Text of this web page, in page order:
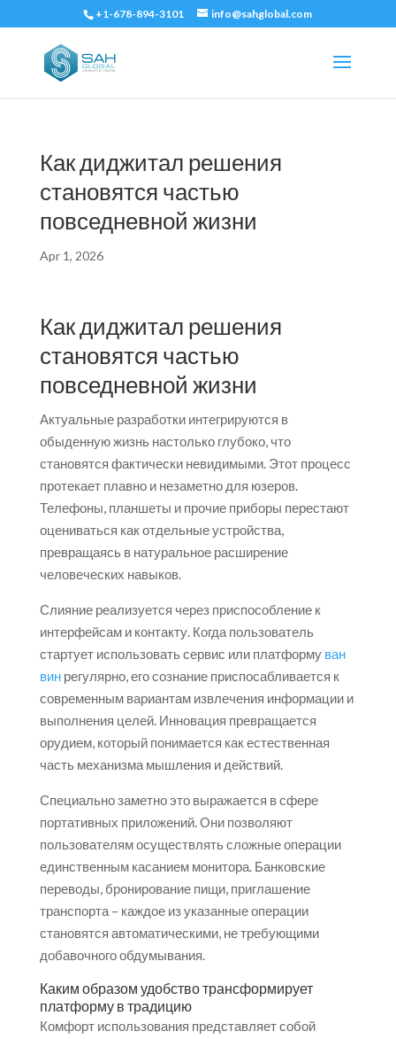
+1-678-894-3101 info@sahglobal.com
Как диджитал решения
становятся частью
повседневной жизни
Apr 1, 2026
Как диджитал решения
становятся частью
повседневной жизни
Актуальные разработки интегрируются в
обыденную жизнь настолько глубоко, что
становятся фактически невидимыми. Этот процесс
протекает плавно и незаметно для юзеров.
Телефоны, планшеты и прочие приборы перестают
оцениваться как отдельные устройства,
превращаясь в натуральное расширение
человеческих навыков.
Слияние реализуется через приспособление к
интерфейсам и контакту. Когда пользователь
стартует использовать сервис или платформу ван
винрегулярно, его сознание приспосабливается к
современным вариантам извлечения информации и
выполнения целей. Инновация превращается
орудием, который понимается как естественная
часть механизма мышления и действий.
Специально заметно это выражается в сфере
портативных приложений. Они позволяют
пользователям осуществлять сложные операции
единственным касанием монитора. Банковские
переводы, бронирование пищи, приглашение
транспорта – каждое из указанные операции
становятся автоматическими, не требующими
добавочного обдумывания.
Каким образом удобство трансформирует
платформу в традицию
Комфорт использования представляет собой